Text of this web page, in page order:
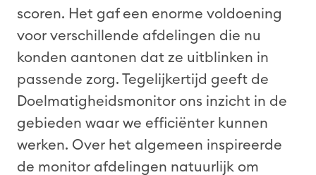
scoren. Het gaf een enorme voldoening
voor verschillende afdelingen die nu
konden aantonen dat ze uitblinken in
passende zorg. Tegelijkertijd geeft de
Doelmatigheidsmonitor ons inzicht in de
gebieden waar we efficiënter kunnen
werken. Over het algemeen inspireerde
de monitor afdelingen natuurlijk om